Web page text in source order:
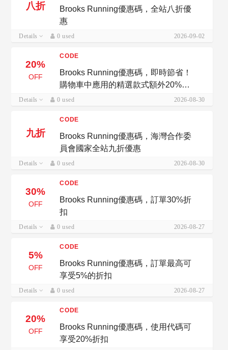
八折
Brooks Running優惠碼，全站八折優
惠
Details 0 used 2026-09-02
20%
OFF
CODE
Brooks Running優惠碼，即時節省！
購物車中應用的精選款式額外20%折
扣
Details 0 used 2026-08-30
九折
CODE
Brooks Running優惠碼，海灣合作委
員會國家全站九折優惠
Details 0 used 2026-08-30
30%
OFF
CODE
Brooks Running優惠碼，訂單30%折
扣
Details 0 used 2026-08-27
5%
OFF
CODE
Brooks Running優惠碼，訂單最高可
享受5%的折扣
Details 0 used 2026-08-27
20%
OFF
CODE
Brooks Running優惠碼，使用代碼可
享受20%折扣